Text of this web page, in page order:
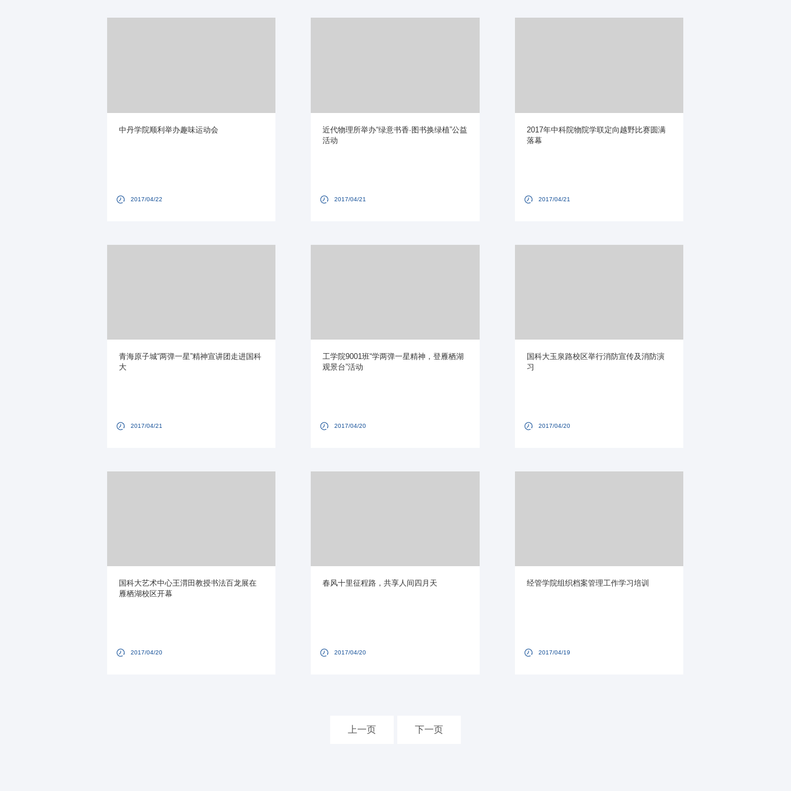
中丹学院顺利举办趣味运动会
2017/04/22
近代物理所举办“绿意书香∙图书换绿植”公益
活动
2017/04/21
2017年中科院物院学联定向越野比赛圆满
落幕
2017/04/21
青海原子城“两弹一星”精神宣讲团走进国科
大
2017/04/21
工学院9001班“学两弹一星精神，登雁栖湖
观景台”活动
2017/04/20
国科大玉泉路校区举行消防宣传及消防演
习
2017/04/20
国科大艺术中心王渭田教授书法百龙展在
雁栖湖校区开幕
2017/04/20
春风十里征程路，共享人间四月天
2017/04/20
经管学院组织档案管理工作学习培训
2017/04/19
上一页 下一页